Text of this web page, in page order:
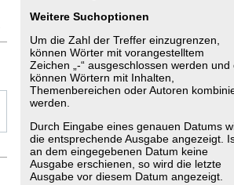
Weitere Suchoptionen
Um die Zahl der Treffer einzugrenzen,
können Wörter mit vorangestelltem
Zeichen „-“ ausgeschlossen werden und
können Wörtern mit Inhalten,
Themenbereichen oder Autoren
werden.
Durch Eingabe eines genauen Datums
die entsprechende Ausgabe angezeigt.
an dem eingegebenen Datum keine
Ausgabe erschienen, so wird die letzte
Ausgabe vor diesem Datum angezeigt.